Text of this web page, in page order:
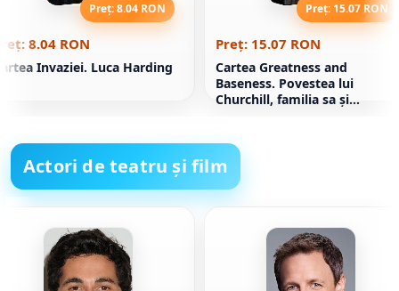
Preț: 8.04 RON
8.04 RON
Invaziei. Luca Harding
Preț: 15.07 RON
Preț: 15.07 RON
Cartea Greatness and
Baseness. Povestea lui
Churchill, familia sa și
Actori de teatru și film